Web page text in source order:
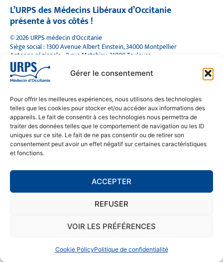
Gérer le consentement
Pour offrir les meilleures expériences, nous utilisons des technologies
telles que les cookies pour stocker et/ou accéder aux informations des
appareils. Le fait de consentir à ces technologies nous permettra de
traiter des données telles que le comportement de navigation ou les ID
uniques sur ce site. Le fait de ne pas consentir ou de retirer son
consentement peut avoir un effet négatif sur certaines caractéristiques
et fonctions.
ACCEPTER
REFUSER
VOIR LES PRÉFÉRENCES
Cookie PolicyPolitique de confidentialité
L’URPS des Médecins Libéraux d’Occitanie
présente à vos côtés !
© 2026 URPS médecin d'Occitanie
Siège social : 1300 Avenue Albert Einstein, 34000 Montpellier
Antenne régionale : 9 rue Matabiau, 31000 Toulouse
05 61 15 80 90
Accueil : Lundi au Vendredi | 08h30 – 17h30
CONTACT
MENTIONS LÉGALES
POLITIQUE DE CONFIDENTIALITÉ
COOKIE POLICY (EU)
MONTPELLIER